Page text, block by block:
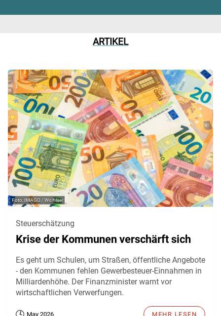
ARTIKEL
IMAGO / Wolfilser
Steuerschätzung
Krise der Kommunen verschärft sich
Es geht um Schulen, um Straßen, öffentliche Angebote
- den Kommunen fehlen Gewerbesteuer-Einnahmen in
Milliardenhöhe. Der Finanzminister warnt vor
wirtschaftlichen Verwerfungen.
May 2026 MEHR LESEN